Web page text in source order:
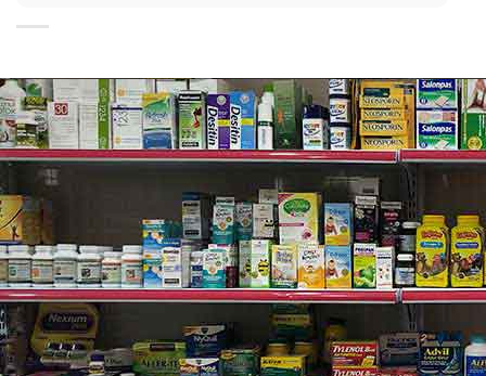
nhàng như không thoa gì cả.
✓Gel thấm, khô nhanh, không để lại vết hằn, không gây
tác dụng phụ hay bị ố quần áo.
✓Hiệu quả ngăn khử mùi vượt trội cả ngày, cảm giác
rất khô thoáng, không gây dị ứng.
Thành phần lăn khử mùi cho nữ Secret Clear Gel
Fresh Orchid 73g